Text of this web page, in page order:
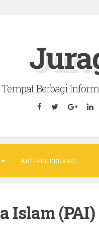
Tempat Berbagi
ARTIKEL EDUKASI
(PAI)